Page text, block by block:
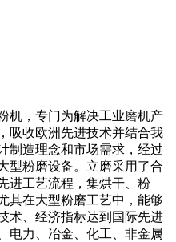
机，专门为解决工业磨机产
吸收欧洲先进技术并结合我
制造理念和市场需求，经过
型粉磨设备。立磨采用了合
进工艺流程，集烘干、粉
其在大型粉磨工艺中，能够
术、经济指标达到国际先进
电力、冶金、化工、非金属